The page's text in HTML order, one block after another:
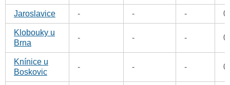
Jaroslavice - - - 0
Klobouky u
Brna
- - - 0
Knínice u
Boskovic
- - - 0